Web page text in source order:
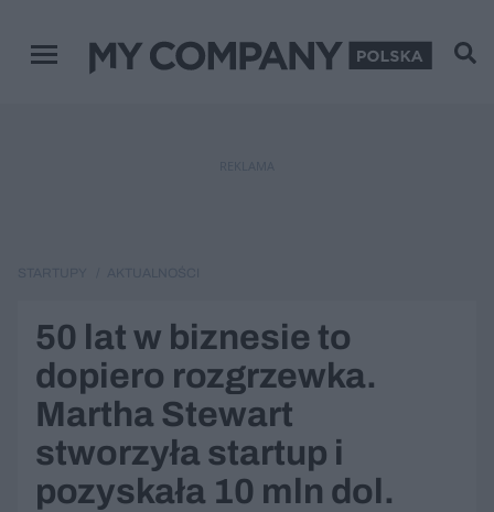
Menu główne
50 lat w biznesie to
dopiero rozgrzewka.
Martha Stewart
stworzyła startup i
pozyskała 10 mln dol.